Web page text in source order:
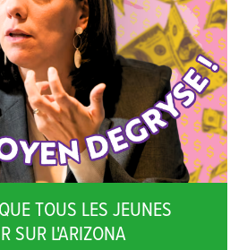
TOUS LES JEUNES
SUR L'ARIZONA